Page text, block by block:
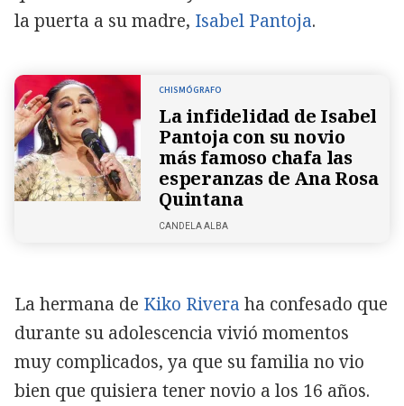
la puerta a su madre, Isabel Pantoja.
CHISMÓGRAFO
La infidelidad de Isabel
Pantoja con su novio
más famoso chafa las
esperanzas de Ana Rosa
Quintana
CANDELA ALBA
La hermana de Kiko Rivera ha confesado que
durante su adolescencia vivió momentos
muy complicados, ya que su familia no vio
bien que quisiera tener novio a los 16 años.